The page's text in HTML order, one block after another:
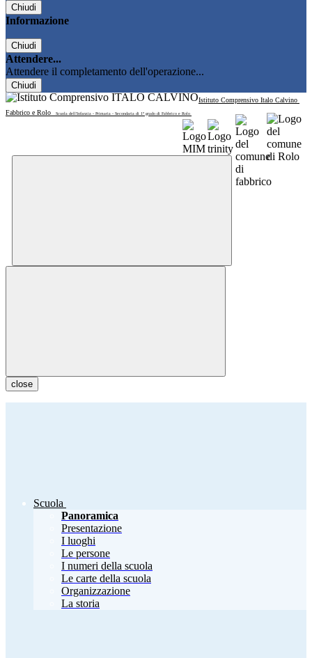
Chiudi
Informazione
Chiudi
Attendere...
Attendere il completamento dell'operazione...
Chiudi
Istituto Comprensivo Italo Calvino
Fabbrico e Rolo
Scuola dell'Infanzia - Primaria - Secondaria di 1° grado di Fabbrico e Rolo
close
Scuola
Panoramica
Presentazione
I luoghi
Le persone
I numeri della scuola
Le carte della scuola
Organizzazione
La storia